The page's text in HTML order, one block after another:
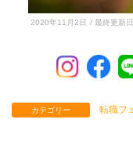
2020年11月2日 / 最終更新
カテゴリー 転職フ